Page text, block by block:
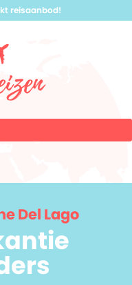
reisaanbod!
Del Lago